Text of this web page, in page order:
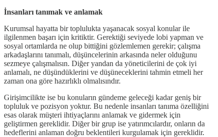
İnsanları tanımak ve anlamak
Kurumsal hayatta bir toplulukta yaşanacak sosyal konular ile
ilgilenmen başarı için kritiktir. Gerektiği seviyede lobi yapman ve
sosyal ortamlarda ne olup bittiğini gözlemlemen gerekir; çalışma
arkadaşlarını tanımalı, düşüncelerinin arkasında neler olduğunu
sezmeye çalışmalısın. Diğer yandan da yöneticilerini de çok iyi
anlamalı, ne düşündüklerini ve düşüneceklerini tahmin etmeli her
zaman ona göre hazırlıklı olmalısındır.
Girişimcilikte ise bu konuların gündeme geleceği kadar geniş bir
topluluk ve pozisyon yoktur. Bu nedenle insanları tanıma özelliğini
esas olarak müşteri ihtiyaçlarını anlamak ve gidermek için
geliştirmen gereklidir. Diğer bir grup ise yatırımcılardır, onların da
hedeflerini anlaman doğru beklentileri kurgulamak için gereklidir.